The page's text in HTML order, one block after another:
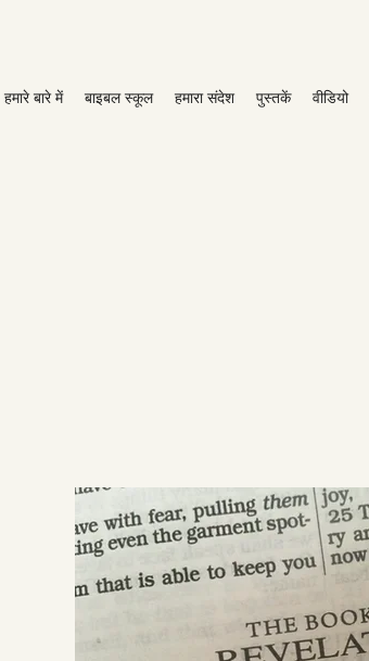
हमारे बारे में बाइबल स्कूल हमारा संदेश पुस्तकें वीडियो